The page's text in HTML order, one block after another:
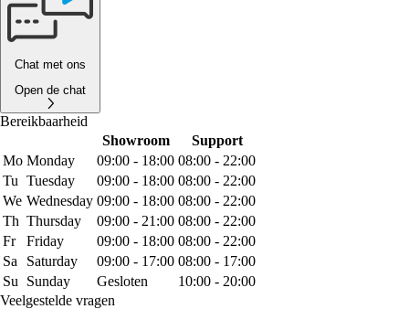
Chat met ons
Open de chat
Bereikbaarheid
Showroom
Support
Mo Monday 09:00 - 18:00 08:00 - 22:00
Tu Tuesday 09:00 - 18:00 08:00 - 22:00
We Wednesday 09:00 - 18:00 08:00 - 22:00
Th Thursday 09:00 - 21:00 08:00 - 22:00
Fr
Friday 09:00 - 18:00 08:00 - 22:00
Sa
Saturday 09:00 - 17:00 08:00 - 17:00
Su
Sunday Gesloten
10:00 - 20:00
Veelgestelde vragen